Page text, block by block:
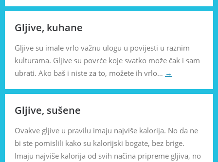
Gljive, kuhane
Gljive su imale vrlo važnu ulogu u povijesti u raznim
kulturama. Gljive su povrće koje svatko može čak i sam
ubrati. Ako baš i niste za to, možete ih vrlo… →
Gljive, sušene
Ovakve gljive u pravilu imaju najviše kalorija. No da ne
bi ste pomislili kako su kalorijski bogate, bez brige.
Imaju najviše kalorija od svih načina pripreme gljiva, no